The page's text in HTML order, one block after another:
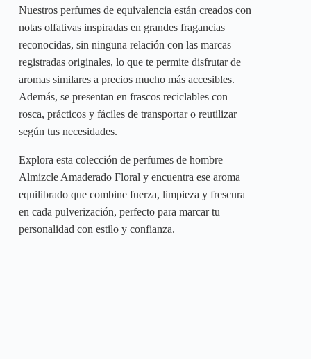
Nuestros perfumes de equivalencia están creados con
notas olfativas inspiradas en grandes fragancias
reconocidas, sin ninguna relación con las marcas
registradas originales, lo que te permite disfrutar de
aromas similares a precios mucho más accesibles.
Además, se presentan en frascos reciclables con
rosca, prácticos y fáciles de transportar o reutilizar
según tus necesidades.
Explora esta colección de perfumes de hombre
Almizcle Amaderado Floral y encuentra ese aroma
equilibrado que combine fuerza, limpieza y frescura
en cada pulverización, perfecto para marcar tu
personalidad con estilo y confianza.